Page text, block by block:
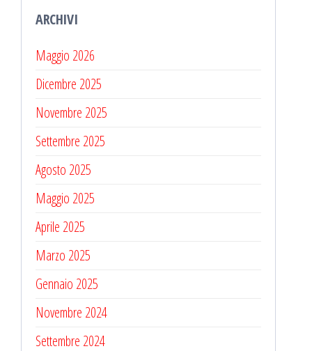
ARCHIVI
Maggio 2026
Dicembre 2025
Novembre 2025
Settembre 2025
Agosto 2025
Maggio 2025
Aprile 2025
Marzo 2025
Gennaio 2025
Novembre 2024
Settembre 2024